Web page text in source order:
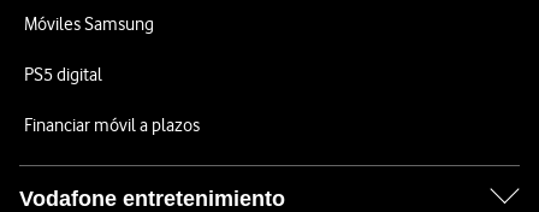
Móviles Samsung
PS5 digital
Financiar móvil a plazos
Vodafone entretenimiento